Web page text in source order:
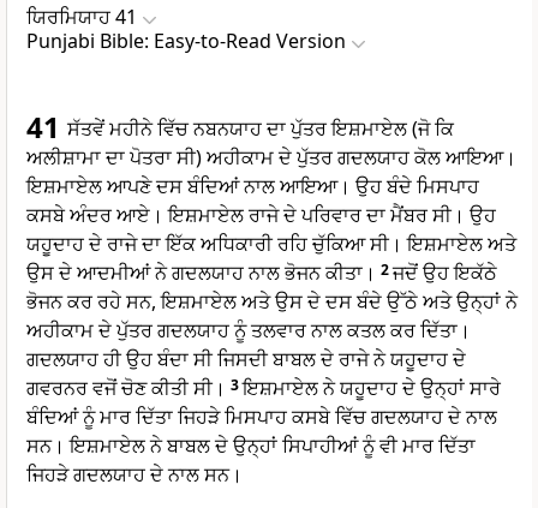
ਯਿਰਮਿਯਾਹ 41
Punjabi Bible: Easy-to-Read Version
41 ਸੱਤਵੇਂ ਮਹੀਨੇ ਵਿੱਚ ਨਬਨਯਾਹ ਦਾ ਪੁੱਤਰ ਇਸ਼ਮਾਏਲ (ਜੋ ਕਿ
ਅਲੀਸ਼ਾਮਾ ਦਾ ਪੋਤਰਾ ਸੀ) ਅਹੀਕਾਮ ਦੇ ਪੁੱਤਰ ਗਦਲਯਾਹ ਕੋਲ ਆਇਆ।
ਇਸ਼ਮਾਏਲ ਆਪਣੇ ਦਸ ਬੰਦਿਆਂ ਨਾਲ ਆਇਆ। ਉਹ ਬੰਦੇ ਮਿਸਪਾਹ
ਕਸਬੇ ਅੰਦਰ ਆਏ। ਇਸ਼ਮਾਏਲ ਰਾਜੇ ਦੇ ਪਰਿਵਾਰ ਦਾ ਮੈਂਬਰ ਸੀ। ਉਹ
ਯਹੂਦਾਹ ਦੇ ਰਾਜੇ ਦਾ ਇੱਕ ਅਧਿਕਾਰੀ ਰਹਿ ਚੁੱਕਿਆ ਸੀ। ਇਸ਼ਮਾਏਲ ਅਤੇ
ਉਸ ਦੇ ਆਦਮੀਆਂ ਨੇ ਗਦਲਯਾਹ ਨਾਲ ਭੋਜਨ ਕੀਤਾ। 2ਜਦੋਂ ਉਹ ਇਕੱਠੇ
ਭੋਜਨ ਕਰ ਰਹੇ ਸਨ, ਇਸ਼ਮਾਏਲ ਅਤੇ ਉਸ ਦੇ ਦਸ ਬੰਦੇ ਉੱਠੇ ਅਤੇ ਉਨ੍ਹਾਂ ਨੇ
ਅਹੀਕਾਮ ਦੇ ਪੁੱਤਰ ਗਦਲਯਾਹ ਨੂੰ ਤਲਵਾਰ ਨਾਲ ਕਤਲ ਕਰ ਦਿੱਤਾ।
ਗਦਲਯਾਹ ਹੀ ਉਹ ਬੰਦਾ ਸੀ ਜਿਸਦੀ ਬਾਬਲ ਦੇ ਰਾਜੇ ਨੇ ਯਹੂਦਾਹ ਦੇ
ਗਵਰਨਰ ਵਜੋਂ ਚੋਣ ਕੀਤੀ ਸੀ। 3ਇਸ਼ਮਾਏਲ ਨੇ ਯਹੂਦਾਹ ਦੇ ਉਨ੍ਹਾਂ ਸਾਰੇ
ਬੰਦਿਆਂ ਨੂੰ ਮਾਰ ਦਿੱਤਾ ਜਿਹੜੇ ਮਿਸਪਾਹ ਕਸਬੇ ਵਿੱਚ ਗਦਲਯਾਹ ਦੇ ਨਾਲ
ਸਨ। ਇਸ਼ਮਾਏਲ ਨੇ ਬਾਬਲ ਦੇ ਉਨ੍ਹਾਂ ਸਿਪਾਹੀਆਂ ਨੂੰ ਵੀ ਮਾਰ ਦਿੱਤਾ
ਜਿਹੜੇ ਗਦਲਯਾਹ ਦੇ ਨਾਲ ਸਨ।